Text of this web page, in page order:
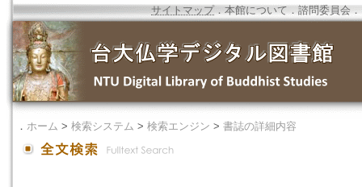
サイトマップ．本館について ． 諮問委員会 ．
． ホーム > 検索システム > 検索エンジン > 書誌の詳細内容